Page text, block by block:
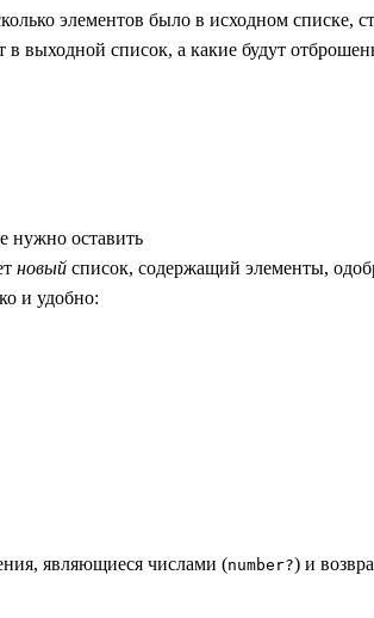
элементов было в исходном списке,
выходной список, а какие будут
нужно оставить
новый список, содержащий элементы,
и удобно:
являющиеся числами (number?) и